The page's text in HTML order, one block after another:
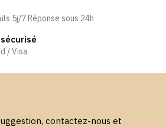
5j/7 Réponse sous 24h
/ Visa
contactez-nous et